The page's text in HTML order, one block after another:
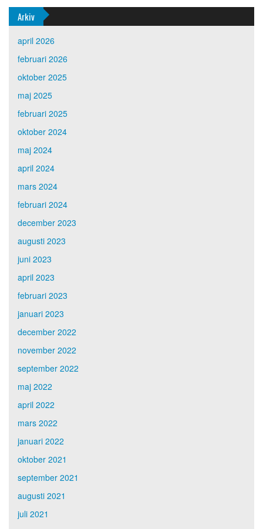
Arkiv
april 2026
februari 2026
oktober 2025
maj 2025
februari 2025
oktober 2024
maj 2024
april 2024
mars 2024
februari 2024
december 2023
augusti 2023
juni 2023
april 2023
februari 2023
januari 2023
december 2022
november 2022
september 2022
maj 2022
april 2022
mars 2022
januari 2022
oktober 2021
september 2021
augusti 2021
juli 2021